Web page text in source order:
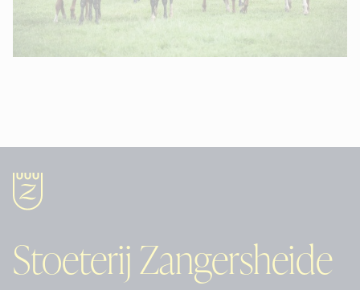
Stoeterij Zangersheide